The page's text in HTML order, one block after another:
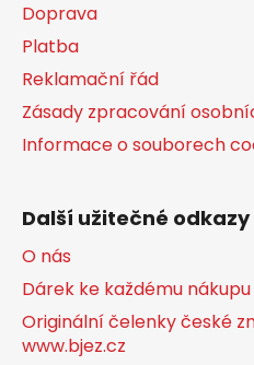
Doprava
Platba
Reklamační řád
Zásady zpracování
Informace o souborech
Další užitečné odkazy
O nás
Dárek ke každému nákupu
Originální čelenky české
www.bjez.cz